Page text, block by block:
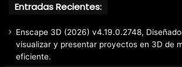
Entradas Recientes:
Enscape 3D (2026) v4.19.0.2748,
visualizar y presentar proyectos en 3D de
eficiente.